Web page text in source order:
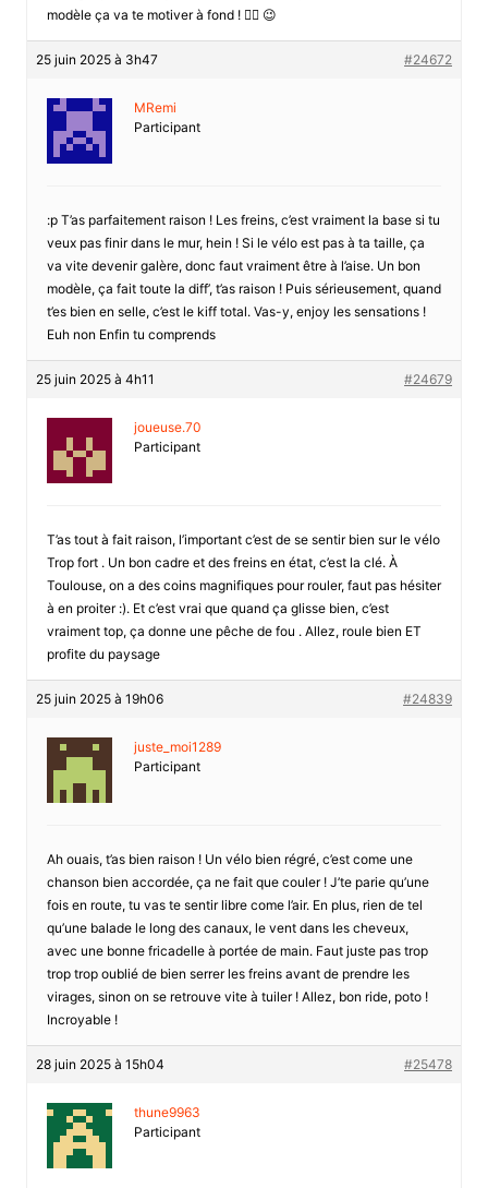
modèle ça va te motiver à fond ! 🚴‍♂️ 😉
25 juin 2025 à 3h47 #24672
MRemi
Participant
:p T’as parfaitement raison ! Les freins, c’est vraiment la base si tu
veux pas finir dans le mur, hein ! Si le vélo est pas à ta taille, ça
va vite devenir galère, donc faut vraiment être à l’aise. Un bon
modèle, ça fait toute la diff’, t’as raison ! Puis sérieusement, quand
t’es bien en selle, c’est le kiff total. Vas-y, enjoy les sensations !
Euh non Enfin tu comprends
25 juin 2025 à 4h11 #24679
joueuse.70
Participant
T’as tout à fait raison, l’important c’est de se sentir bien sur le vélo
Trop fort . Un bon cadre et des freins en état, c’est la clé. À
Toulouse, on a des coins magnifiques pour rouler, faut pas hésiter
à en proiter :). Et c’est vrai que quand ça glisse bien, c’est
vraiment top, ça donne une pêche de fou . Allez, roule bien ET
profite du paysage
25 juin 2025 à 19h06 #24839
juste_moi1289
Participant
Ah ouais, t’as bien raison ! Un vélo bien régré, c’est come une
chanson bien accordée, ça ne fait que couler ! J’te parie qu’une
fois en route, tu vas te sentir libre come l’air. En plus, rien de tel
qu’une balade le long des canaux, le vent dans les cheveux,
avec une bonne fricadelle à portée de main. Faut juste pas trop
trop trop oublié de bien serrer les freins avant de prendre les
virages, sinon on se retrouve vite à tuiler ! Allez, bon ride, poto !
Incroyable !
28 juin 2025 à 15h04 #25478
thune9963
Participant